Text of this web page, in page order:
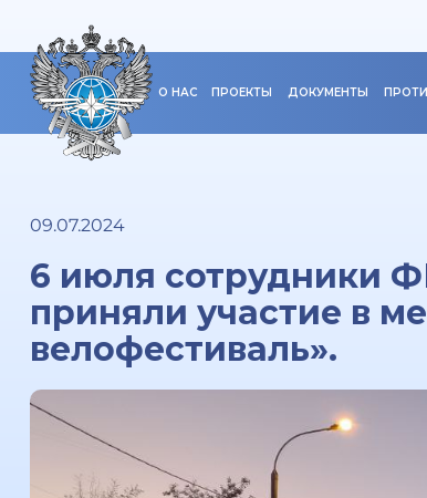
О НАС ПРОЕКТЫ ДОКУМЕНТЫ
09.07.2024
6 июля сотрудники
приняли участие в
велофестиваль».